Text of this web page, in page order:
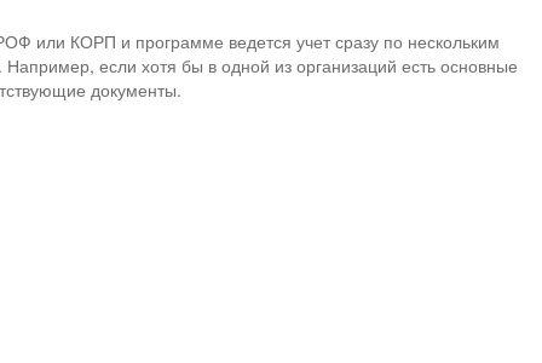
или КОРП и программе ведется учет сразу по нескольким
если хотя бы в одной из организаций есть основные
документы.